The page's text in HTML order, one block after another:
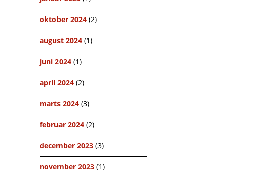
oktober 2024 (2)
august 2024 (1)
juni 2024 (1)
april 2024 (2)
marts 2024 (3)
februar 2024 (2)
december 2023 (3)
november 2023 (1)